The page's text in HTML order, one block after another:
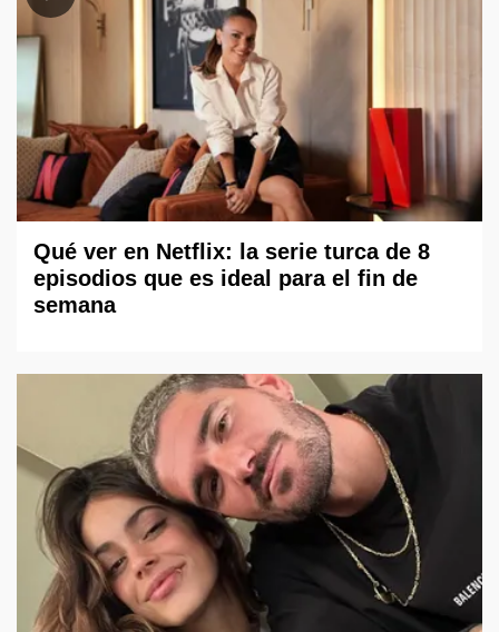
Qué ver en Netflix: la serie turca de 8
episodios que es ideal para el fin de
semana